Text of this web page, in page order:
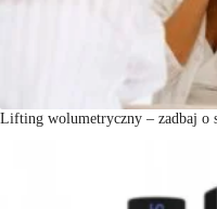
Lifting wolumetryczny – zadbaj o